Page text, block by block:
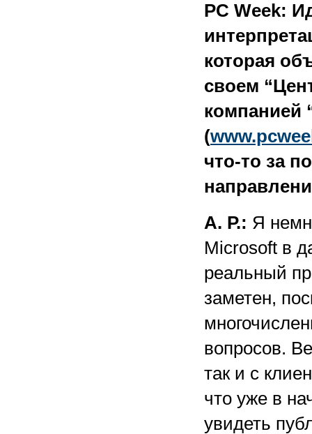
PC Week:
которая
своем
компанией
(
что-то за
А. Р.: Я
Microsoft в
реальный
заметен,
вопросов.
так и с
что уже в
увидеть